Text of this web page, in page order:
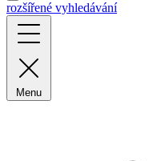
rozšířené vyhledávání
Menu